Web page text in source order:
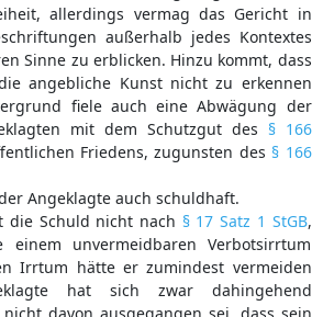
allerdings vermag das Gericht in
außerhalb jedes Kontextes
Sinne zu erblicken. Hinzu kommt, dass
angebliche Kunst nicht zu erkennen
fiele auch eine Abwägung der
mit dem Schutzgut des § 166
Friedens, zugunsten des § 166
Angeklagte auch schuldhaft.
die Schuld nicht nach § 17 Satz 1 StGB,
einem unvermeidbaren Verbotsirrtum
Irrtum hätte er zumindest vermeiden
hat sich zwar dahingehend
davon ausgegangen sei, dass sein